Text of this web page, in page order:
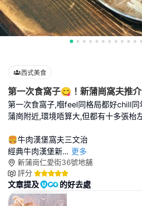
西式美食
第一次食窩子😋！新蒲崗窩夫推
第一次食窩子,嗰feel同格局都好chill同
蒲崗附近,環境唔算大,但都有十多張枱
🍔牛肉漢堡窩夫三文治
經典牛肉漢堡新... 更多
新蒲崗仁愛街36號地舖
評分
文章提及 的好去處